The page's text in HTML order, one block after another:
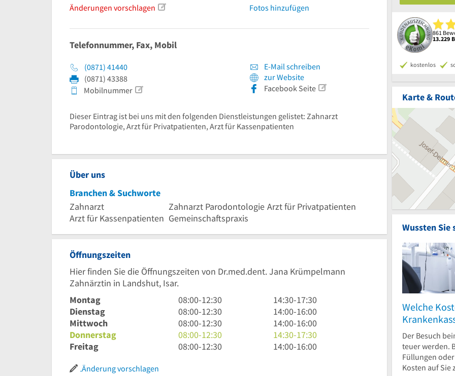
Änderungen vorschlagen Fotos hinzufügen
Telefonnummer, Fax, Mobil
(0871) 41440
(0871) 43388
Mobilnummer
E-Mail schreiben
zur Website
Facebook Seite
Dieser Eintrag ist bei uns mit den folgenden Dienstleistungen gelistet: Zahnarzt
Parodontologie, Arzt für Privatpatienten, Arzt für Kassenpatienten
Über uns
Branchen & Suchworte
Zahnarzt
Zahnarzt Parodontologie Arzt für Privatpatienten
Arzt für Kassenpatienten Gemeinschaftspraxis
Öffnungszeiten
Hier finden Sie die Öffnungszeiten von Dr.med.dent. Jana Krümpelmann
Zahnärztin in Landshut, Isar.
Montag
8
Uhr
bis
12
Uhr
08:00-12:30
14
Uhr
30
bis
17
14:30-17:30
Dienstag
8
Uhr
bis
12
08:00-12:30
14
Uhr
bis
16
14:00-16:00
Mittwoch
8
Uhr
bis
08:00-12:30
14
Uhr
bis
14:00-16:00
Donnerstag
8
Uhr
08:00-12:30
14
Uhr
14:30-17:30
Freitag
8
08:00-12:30
14
14:00-16:00
Änderung vorschlagen
861
13.229
kostenlos
Karte &
Wussten Sie
Welche
Der Besuch
teuer werden.
Füllungen
Kosten auf Sie